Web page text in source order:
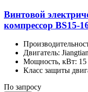
Винтовой
компрессор BS15-
Двигатель:
Мощность, кВт: 15
Класс защиты
По запросу